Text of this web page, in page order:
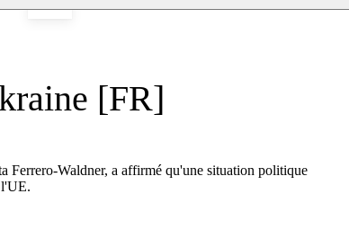
[FR]
Ferrero-Waldner, a affirmé qu'une situation politique
l'UE.